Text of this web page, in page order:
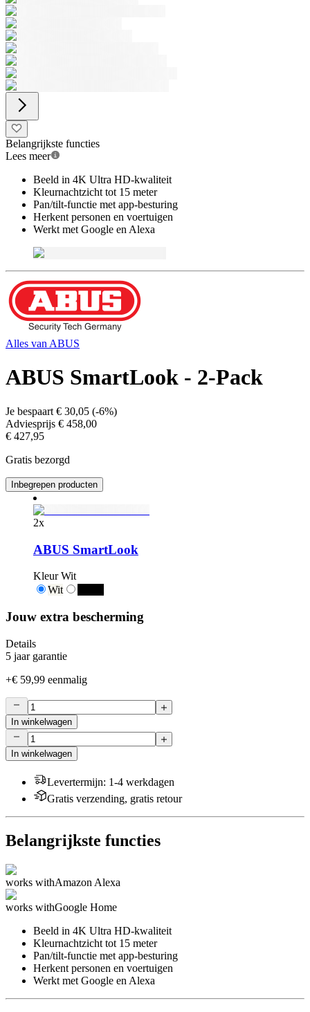
Belangrijkste functies
Lees meer
Beeld in 4K Ultra HD-kwaliteit
Kleurnachtzicht tot 15 meter
Pan/tilt-functie met app-besturing
Herkent personen en voertuigen
Werkt met Google en Alexa
Alles van ABUS
ABUS SmartLook - 2-Pack
Je bespaart € 30,05 (-6%)
Adviesprijs € 458,00
€ 427,95
Gratis bezorgd
Inbegrepen producten
2x
ABUS SmartLook
Kleur Wit
Wit
Jouw extra bescherming
Details
5 jaar garantie
+€ 59,99 eenmalig
In winkelwagen
In winkelwagen
Levertermijn: 1-4 werkdagen
Gratis verzending, gratis retour
Belangrijkste functies
works withAmazon Alexa
works withGoogle Home
Beeld in 4K Ultra HD-kwaliteit
Kleurnachtzicht tot 15 meter
Pan/tilt-functie met app-besturing
Herkent personen en voertuigen
Werkt met Google en Alexa